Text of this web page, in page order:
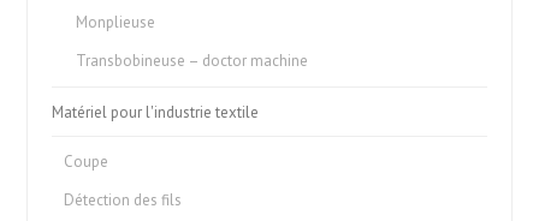
Monplieuse
Transbobineuse – doctor machine
Matériel pour l'industrie textile
Coupe
Détection des fils